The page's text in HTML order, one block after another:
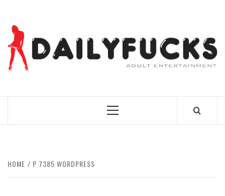
content
Primary
HOME P 7385 WORDPRESS